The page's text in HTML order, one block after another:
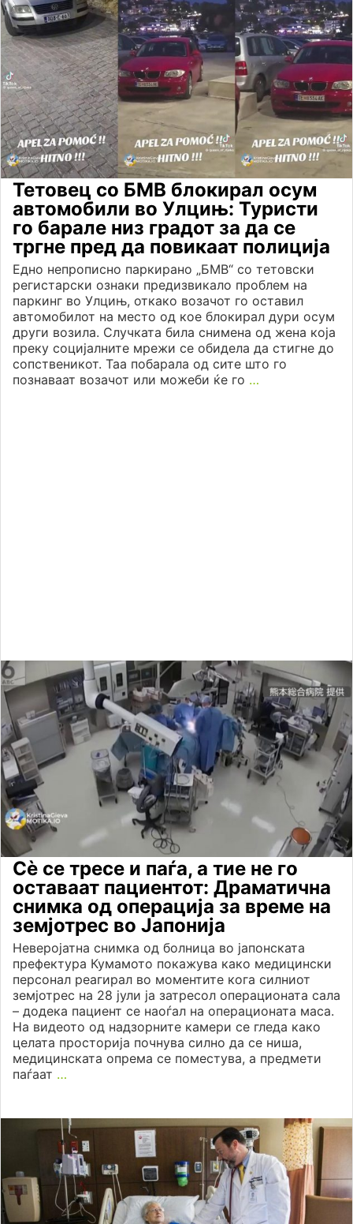
Тетовец со БМВ блокирал осум
автомобили во Улцињ: Туристи
го барале низ градот за да се
тргне пред да повикаат полиција
Едно непрописно паркирано „БМВ“ со тетовски
регистарски ознаки предизвикало проблем на
паркинг во Улцињ, откако возачот го оставил
автомобилот на место од кое блокирал дури осум
други возила. Случката била снимена од жена која
преку социјалните мрежи се обидела да стигне до
сопственикот. Таа побарала од сите што го
познаваат возачот или можеби ќе го …
Сè се тресе и паѓа, а тие не го
оставаат пациентот: Драматична
снимка од операција за време на
земјотрес во Јапонија
Неверојатна снимка од болница во јапонската
префектура Кумамото покажува како медицински
персонал реагирал во моментите кога силниот
земјотрес на 28 јули ја затресол операционата сала
– додека пациент се наоѓал на операционата маса.
На видеото од надзорните камери се гледа како
целата просторија почнува силно да се ниша,
медицинската опрема се поместува, а предмети
паѓаат …